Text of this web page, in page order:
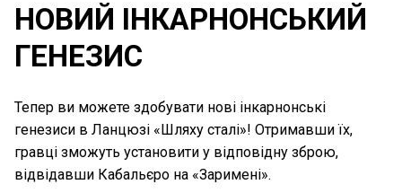
НОВИЙ ІНКАРНОНСЬКИЙ
ГЕНЕЗИС
Тепер ви можете здобувати нові інкарнонські
генезиси в Ланцюзі «Шляху сталі»! Отримавши їх,
гравці зможуть установити у відповідну зброю,
відвідавши Кабальєро на «Заримені».